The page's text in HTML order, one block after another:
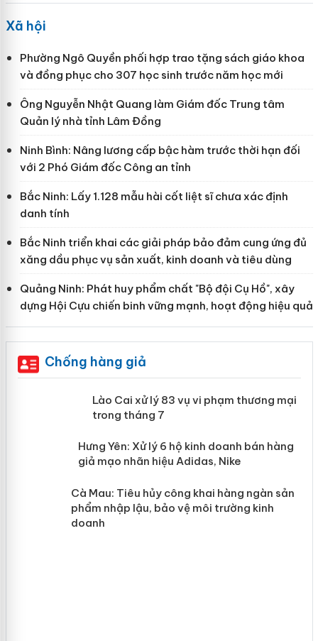
Xã hội
Phường Ngô Quyền phối hợp trao tặng sách giáo khoa
và đồng phục cho 307 học sinh trước năm học mới
Ông Nguyễn Nhật Quang làm Giám đốc Trung tâm
Quản lý nhà tỉnh Lâm Đồng
Ninh Bình: Nâng lương cấp bậc hàm trước thời hạn đối
với 2 Phó Giám đốc Công an tỉnh
Bắc Ninh: Lấy 1.128 mẫu hài cốt liệt sĩ chưa xác định
danh tính
Bắc Ninh triển khai các giải pháp bảo đảm cung ứng đủ
xăng dầu phục vụ sản xuất, kinh doanh và tiêu dùng
Quảng Ninh: Phát huy phẩm chất "Bộ đội Cụ Hồ", xây
dựng Hội Cựu chiến binh vững mạnh, hoạt động hiệu quả
Chống hàng giả
Lào Cai xử lý 83 vụ vi phạm thương
mại trong tháng 7
Hưng Yên: Xử lý 6 hộ kinh doanh bán
hàng giả mạo nhãn hiệu Adidas, Nike